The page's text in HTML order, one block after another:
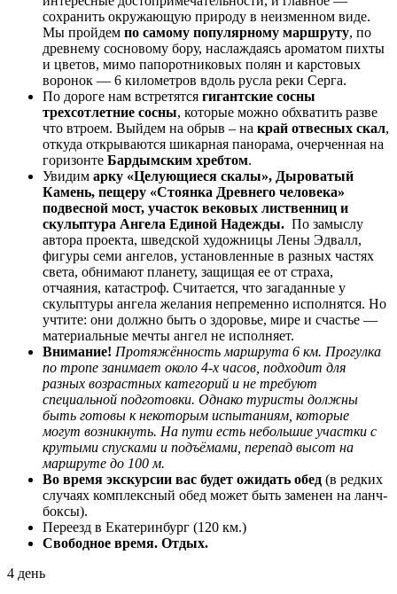
сохранить окружающую природу в неизменном виде.
Мы пройдем по самому популярному маршруту, по
древнему сосновому бору, наслаждаясь ароматом пихты
и цветов, мимо папоротниковых полян и карстовых
воронок — 6 километров вдоль русла реки Серга.
По дороге нам встретятся гигантские сосны
трехсотлетние сосны, которые можно обхватить разве
что втроем. Выйдем на обрыв – на край отвесных скал,
откуда открываются шикарная панорама, очерченная на
горизонте Бардымским хребтом.
Увидим арку «Целующиеся скалы», Дыроватый
Камень, пещеру «Стоянка Древнего человека»
подвесной мост, участок вековых лиственниц и
скульптура Ангела Единой Надежды. По замыслу
автора проекта, шведской художницы Лены Эдвалл,
фигуры семи ангелов, установленные в разных частях
света, обнимают планету, защищая ее от страха,
отчаяния, катастроф. Считается, что загаданные у
скульптуры ангела желания непременно исполнятся. Но
учтите: они должно быть о здоровье, мире и счастье —
материальные мечты ангел не исполняет.
Внимание! Протяжённость маршрута 6 км. Прогулка
по тропе занимает около 4-х часов, подходит для
разных возрастных категорий и не требуют
специальной подготовки. Однако туристы должны
быть готовы к некоторым испытаниям, которые
могут возникнуть. На пути есть небольшие участки с
крутыми спусками и подъёмами, перепад высот на
маршруте до 100 м.
Во время экскурсии вас будет ожидать обед (в редких
случаях комплексный обед может быть заменен на ланч-
боксы).
Переезд в Екатеринбург (120 км.)
Свободное время. Отдых.
4 день